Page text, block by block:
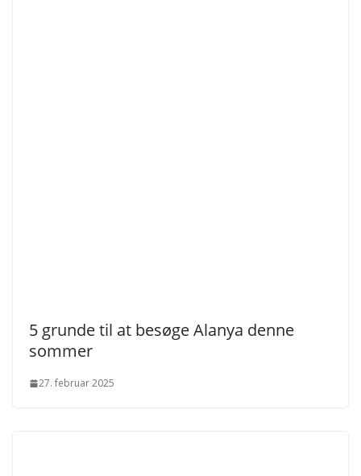
5 grunde til at besøge Alanya denne
sommer
27. februar 2025